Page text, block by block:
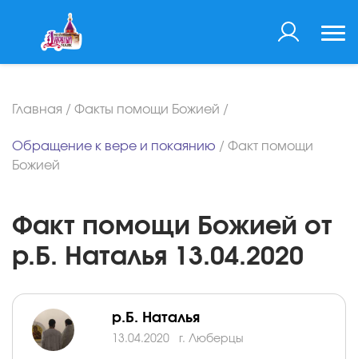
Главная / Факты помощи Божией /
Обращение к вере и покаянию / Факт помощи
Божией
Факт помощи Божией от
р.Б. Наталья 13.04.2020
р.Б. Наталья
13.04.2020 г. Люберцы